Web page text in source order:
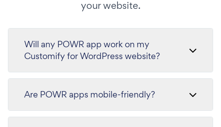
your website.
Will any POWR app work on my
Customify for WordPress website?
Are POWR apps mobile-friendly?